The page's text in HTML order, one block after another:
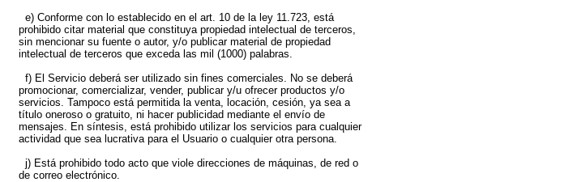
e) Conforme con lo establecido en el art. 10 de la ley 11.723, está
prohibido citar material que constituya propiedad intelectual de terceros,
sin mencionar su fuente o autor, y/o publicar material de propiedad
intelectual de terceros que exceda las mil (1000) palabras.
f) El Servicio deberá ser utilizado sin fines comerciales. No se deberá
promocionar, comercializar, vender, publicar y/u ofrecer productos y/o
servicios. Tampoco está permitida la venta, locación, cesión, ya sea a
título oneroso o gratuito, ni hacer publicidad mediante el envío de
mensajes. En síntesis, está prohibido utilizar los servicios para cualquier
actividad que sea lucrativa para el Usuario o cualquier otra persona.
j) Está prohibido todo acto que viole direcciones de máquinas, de red o
de correo electrónico.